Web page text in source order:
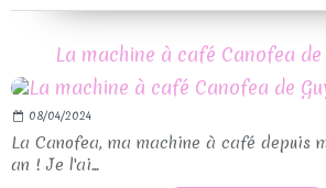
La machine à café Canofea de
08/04/2024
La Canofea, ma machine à café depuis
an ! Je l'ai...